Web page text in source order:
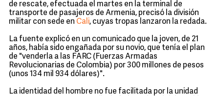
de rescate, efectuada el martes en la terminal de
transporte de pasajeros de Armenia, precisó la división
militar con sede en Cali, cuyas tropas lanzaron la redada.
La fuente explicó en un comunicado que la joven, de 21
años, había sido engañada por su novio, que tenía el plan
de "venderla a las FARC (Fuerzas Armadas
Revolucionarias de Colombia) por 300 millones de pesos
(unos 134 mil 934 dólares)".
La identidad del hombre no fue facilitada por la unidad